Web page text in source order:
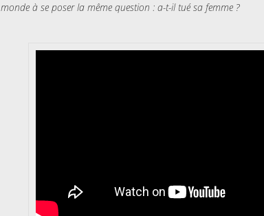
monde à se poser la même question : a-t-il tué sa femme ?